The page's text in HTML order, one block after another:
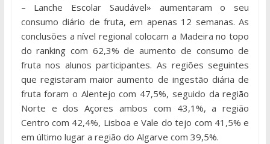
– Lanche Escolar Saudável» aumentaram o seu
consumo diário de fruta, em apenas 12 semanas. As
conclusões a nível regional colocam a Madeira no topo
do ranking com 62,3% de aumento de consumo de
fruta nos alunos participantes. As regiões seguintes
que registaram maior aumento de ingestão diária de
fruta foram o Alentejo com 47,5%, seguido da região
Norte e dos Açores ambos com 43,1%, a região
Centro com 42,4%, Lisboa e Vale do tejo com 41,5% e
em último lugar a região do Algarve com 39,5%.